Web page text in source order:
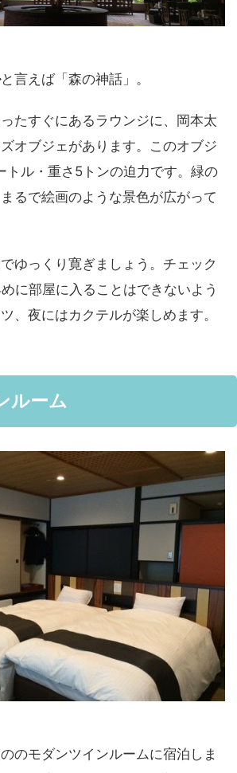
と言えば「森の神話」。
たすぐにあるラウンジに、岡本太
オブジェがあります。このオブジ
トル・重さ5トンの迫力です。緑の
るで絵画のような景色が広がって
ゆっくり寛ぎましょう。チェック
に部屋に入ることはできないよう
、夜にはカクテルが楽しめます。
ルーム
のモダンツインルームに宿泊しま